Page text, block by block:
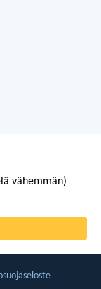
vähemmän)